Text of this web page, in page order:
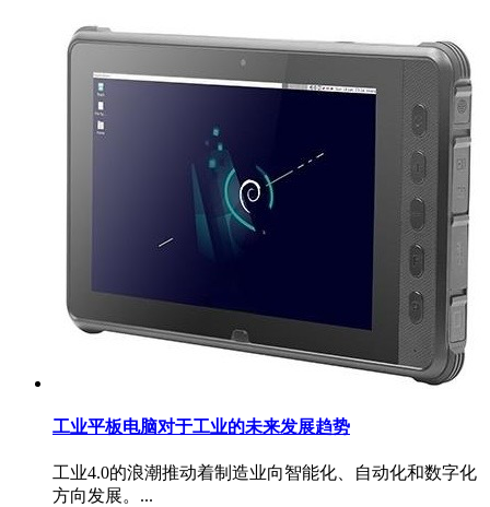
工业平板电脑对于工业的未来发展趋势
工业4.0的浪潮推动着制造业向智能化、自动化和数字化
方向发展。...